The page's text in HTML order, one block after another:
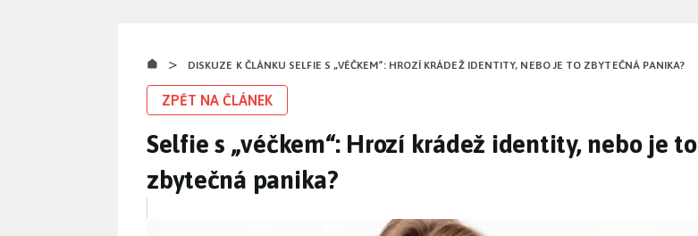
> DISKUZE K ČLÁNKU SELFIE S „VÉČKEM“: HROZÍ KRÁDEŽ IDENTITY, NEBO JE TO ZBYTEČNÁ PANIKA?
ZPĚT NA ČLÁNEK
Selfie s „véčkem“: Hrozí krádež identity, nebo je to
zbytečná panika?